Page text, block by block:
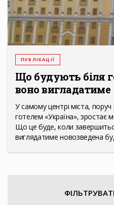
ПУБЛІКАЦІЇ
Що будують біля
воно вигладатиме
У самому центрі міста,
готелем «Україна», зростає
Що це буде, коли
виглядатиме новозведена